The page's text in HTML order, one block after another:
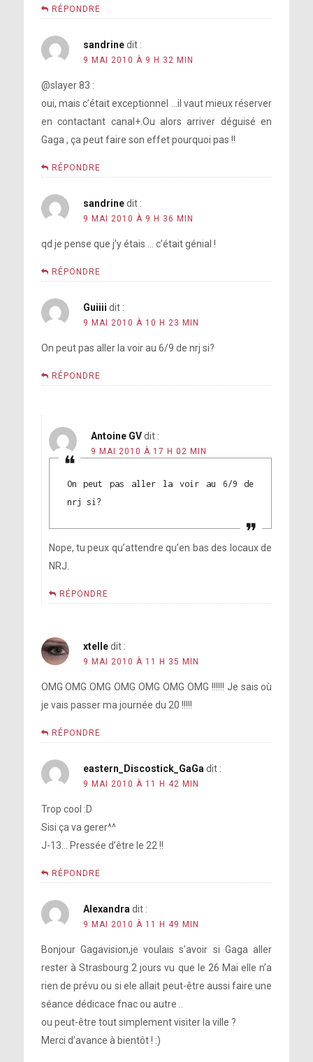
RÉPONDRE
sandrine dit :
9 MAI 2010 À 9 H 32 MIN
@slayer 83 :
oui, mais c’était exceptionnel …il vaut mieux réserver
en contactant canal+.Ou alors arriver déguisé en
Gaga , ça peut faire son effet pourquoi pas !!
RÉPONDRE
sandrine dit :
9 MAI 2010 À 9 H 36 MIN
qd je pense que j’y étais … c’était génial !
RÉPONDRE
Guiiii dit :
9 MAI 2010 À 10 H 23 MIN
On peut pas aller la voir au 6/9 de nrj si?
RÉPONDRE
Antoine GV dit :
9 MAI 2010 À 17 H 02 MIN
On peut pas aller la voir au 6/9 de
nrj si?
Nope, tu peux qu’attendre qu’en bas des locaux de
NRJ.
RÉPONDRE
xtelle dit :
9 MAI 2010 À 11 H 35 MIN
OMG OMG OMG OMG OMG OMG OMG !!!!!! Je sais où
je vais passer ma journée du 20 !!!!!
RÉPONDRE
eastern_Discostick_GaGa dit :
9 MAI 2010 À 11 H 42 MIN
Trop cool :D
Sisi ça va gerer^^
J-13… Pressée d’être le 22 !!
RÉPONDRE
Alexandra dit :
9 MAI 2010 À 11 H 49 MIN
Bonjour Gagavision,je voulais s’avoir si Gaga aller
rester à Strasbourg 2 jours vu que le 26 Mai elle n’a
rien de prévu ou si ele allait peut-être aussi faire une
séance dédicace fnac ou autre ..
ou peut-être tout simplement visiter la ville ?
Merci d’avance à bientôt ! :)